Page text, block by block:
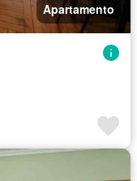
Apartamento